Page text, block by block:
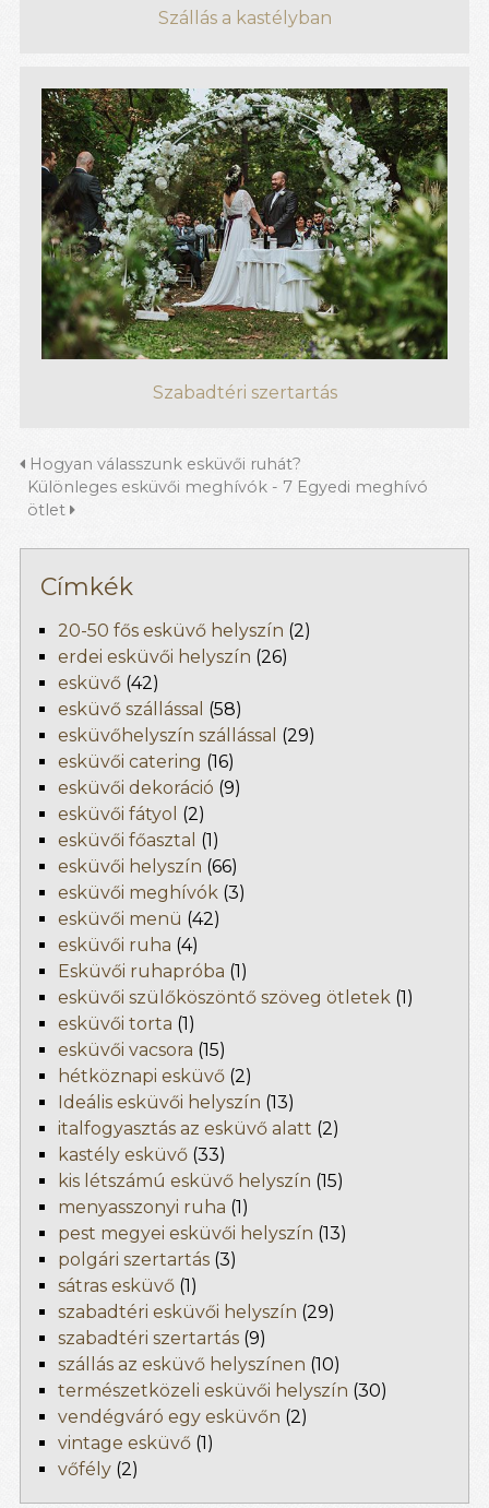
Szállás a kastélyban
Szabadtéri szertartás
Hogyan válasszunk esküvői ruhát?
Különleges esküvői meghívók - 7 Egyedi meghívó
ötlet
Címkék
20-50 fős esküvő helyszín (2)
erdei esküvői helyszín (26)
esküvő (42)
esküvő szállással (58)
esküvőhelyszín szállással (29)
esküvői catering (16)
esküvői dekoráció (9)
esküvői fátyol (2)
esküvői főasztal (1)
esküvői helyszín (66)
esküvői meghívók (3)
esküvői menü (42)
esküvői ruha (4)
Esküvői ruhapróba (1)
esküvői szülőköszöntő szöveg ötletek (1)
esküvői torta (1)
esküvői vacsora (15)
hétköznapi esküvő (2)
Ideális esküvői helyszín (13)
italfogyasztás az esküvő alatt (2)
kastély esküvő (33)
kis létszámú esküvő helyszín (15)
menyasszonyi ruha (1)
pest megyei esküvői helyszín (13)
polgári szertartás (3)
sátras esküvő (1)
szabadtéri esküvői helyszín (29)
szabadtéri szertartás (9)
szállás az esküvő helyszínen (10)
természetközeli esküvői helyszín (30)
vendégváró egy esküvőn (2)
vintage esküvő (1)
vőfély (2)